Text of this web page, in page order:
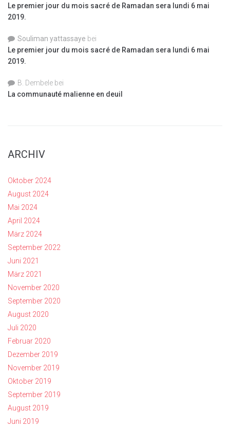
Le premier jour du mois sacré de Ramadan sera lundi 6 mai
2019.
Souliman yattassaye bei
Le premier jour du mois sacré de Ramadan sera lundi 6 mai
2019.
B. Dembele bei
La communauté malienne en deuil
ARCHIV
Oktober 2024
August 2024
Mai 2024
April 2024
März 2024
September 2022
Juni 2021
März 2021
November 2020
September 2020
August 2020
Juli 2020
Februar 2020
Dezember 2019
November 2019
Oktober 2019
September 2019
August 2019
Juni 2019